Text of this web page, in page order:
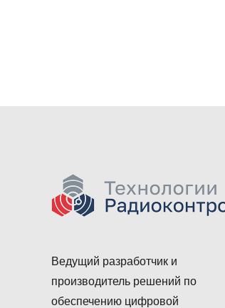
Ведущий разработчик и
производитель решений по
обеспечению цифровой